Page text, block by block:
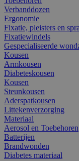
Verbanddozen
Ergonomie
Fixatie, pleisters en
Fixatiewindels
Gespecialiseerde
Kousen
Armkousen
Diabeteskousen
Kousen
Steunkousen
Aderspatkousen
Littekenverzorging
Materiaal
Aerosol en Toebehoren
Batterijen
Brandwonden
Diabetes materiaal